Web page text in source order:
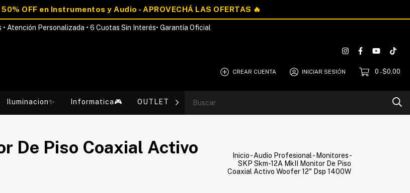
• Atención Personalizada • 6 Cuotas Sin Interés• Garantía Oficial
CREAR CUENTA INICIAR SESIÓN 0 -$0,00
Iluminacion✨ Informatica🎮 OUTLET💰 Blog
De Piso Coaxial Activo
Inicio- Audio Profesional- Monitores-
SKP Skm-12A MkII Monitor De Piso
Coaxial Activo Woofer 12" Dsp 1400W